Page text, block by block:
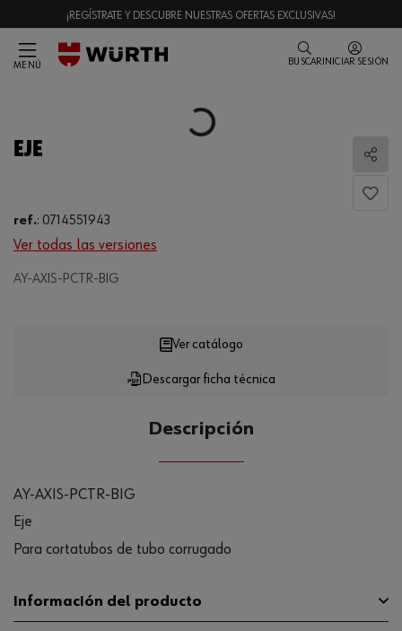
¡REGÍSTRATE Y DESCUBRE NUESTRAS OFERTAS EXCLUSIVAS!
MENÚ BUSCAR INICIAR SESIÓN
Loading...
EJE
ref.: 0714551943
Ver todas las versiones
AY-AXIS-PCTR-BIG
Loading...
Descargar ficha técnica
Ver catálogo
Descripción
AY-AXIS-PCTR-BIG
Eje
Para cortatubos de tubo corrugado
Información del producto